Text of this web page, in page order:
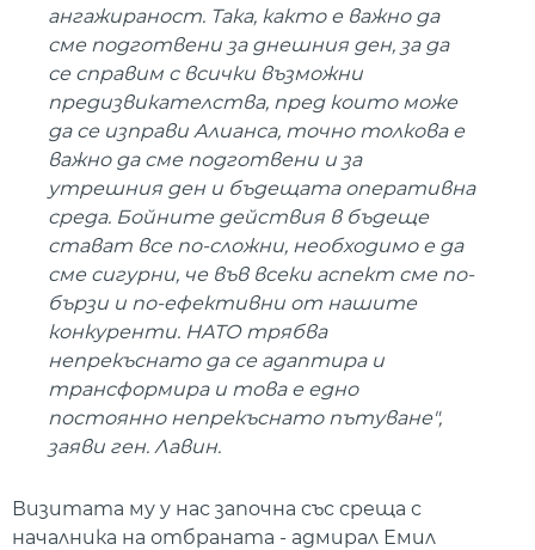
ангажираност. Така, както е важно да
сме подготвени за днешния ден, за да
се справим с всички възможни
предизвикателства, пред които може
да се изправи Алианса, точно толкова е
важно да сме подготвени и за
утрешния ден и бъдещата оперативна
среда. Бойните действия в бъдеще
стават все по-сложни, необходимо е да
сме сигурни, че във всеки аспект сме по-
бързи и по-ефективни от нашите
конкуренти. НАТО трябва
непрекъснато да се адаптира и
трансформира и това е едно
постоянно непрекъснато пътуване",
заяви ген. Лавин.
Визитата му у нас започна със среща с
началника на отбраната - адмирал Емил